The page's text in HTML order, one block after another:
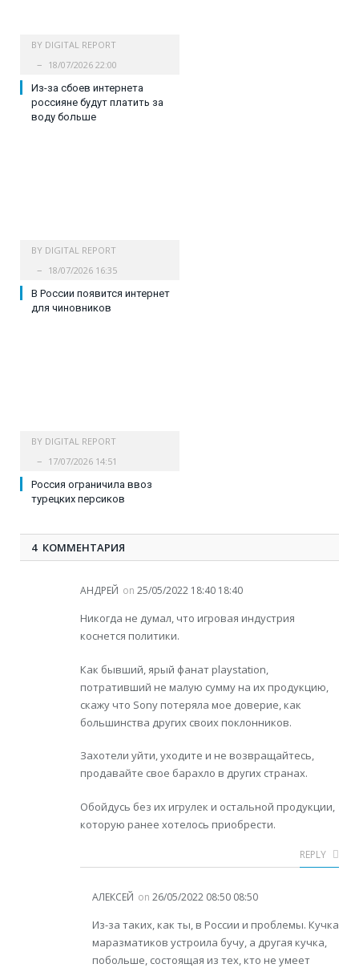
BY DIGITAL REPORT
18/07/2026 22:00
Из-за сбоев интернета
россияне будут платить за
воду больше
BY DIGITAL REPORT
18/07/2026 16:35
В России появится интернет
для чиновников
BY DIGITAL REPORT
17/07/2026 14:51
Россия ограничила ввоз
турецких персиков
4 КОММЕНТАРИЯ
АНДРЕЙ on 25/05/2022 18:40 18:40
Никогда не думал, что игровая индустрия
коснется политики.
Как бывший, ярый фанат playstation,
потративший не малую сумму на их продукцию,
скажу что Sony потеряла мое доверие, как
большинства других своих поклонников.
Захотели уйти, уходите и не возвращайтесь,
продавайте свое барахло в других странах.
Обойдусь без их игрулек и остальной продукции,
которую ранее хотелось приобрести.
REPLY
АЛЕКСЕЙ on 26/05/2022 08:50 08:50
Из-за таких, как ты, в России и проблемы. Кучка
маразматиков устроила бучу, а другая кучка,
побольше, состоящая из тех, кто не умеет